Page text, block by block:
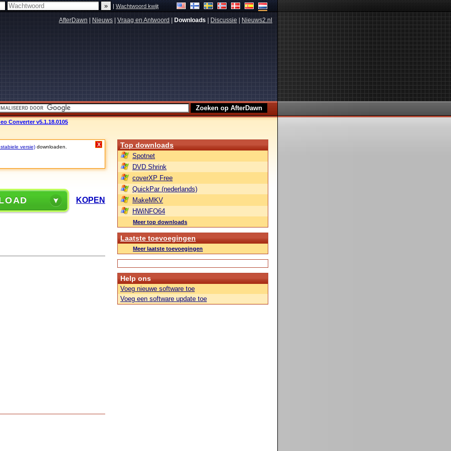
|Wachtwoord kwijt
AfterDawn Nieuws Vraag en Antwoord Downloads Discussie Nieuws2.nl
Converter v5.1.18.0105
versie) downloaden. X
KOPEN
Top downloads
Spotnet
DVD Shrink
coverXP Free
QuickPar (nederlands)
MakeMKV
HWiNFO64
Meer top downloads
Laatste toevoegingen
Meer laatste toevoegingen
Help ons
Voeg nieuwe software toe
Voeg een software update toe